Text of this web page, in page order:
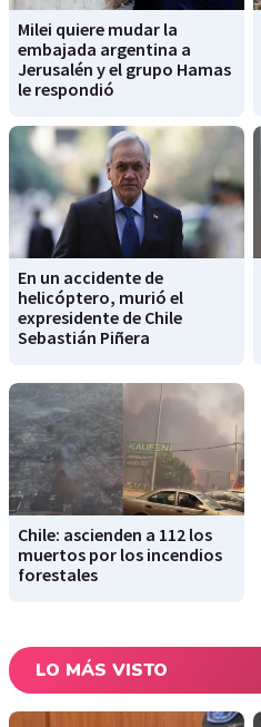
Milei quiere mudar la
embajada argentina a
Jerusalén y el grupo Hamas
le respondió
En un accidente de
helicóptero, murió el
expresidente de Chile
Sebastián Piñera
Chile: ascienden a 112 los
muertos por los incendios
forestales
LO MÁS VISTO